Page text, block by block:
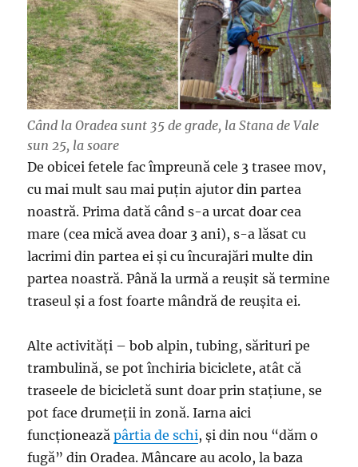
Când la Oradea sunt 35 de grade, la Stana de Vale
sun 25, la soare
De obicei fetele fac împreună cele 3 trasee mov,
cu mai mult sau mai puțin ajutor din partea
noastră. Prima dată când s-a urcat doar cea
mare (cea mică avea doar 3 ani), s-a lăsat cu
lacrimi din partea ei și cu încurajări multe din
partea noastră. Până la urmă a reușit să termine
traseul și a fost foarte mândră de reușita ei.
Alte activități – bob alpin, tubing, sărituri pe
trambulină, se pot închiria biciclete, atât că
traseele de bicicletă sunt doar prin stațiune, se
pot face drumeții in zonă. Iarna aici
funcționeazăpârtia de schi, și din nou “dăm o
fugă” din Oradea. Mâncare au acolo, la baza